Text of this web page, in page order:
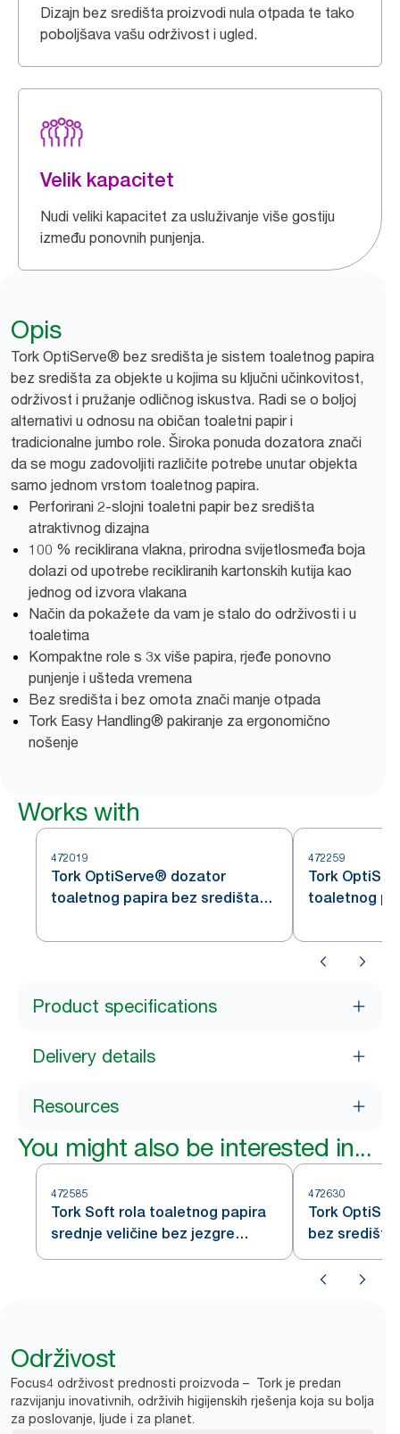
Dizajn bez središta proizvodi nula otpada te tako
poboljšava vašu održivost i ugled.
Velik kapacitet
Nudi veliki kapacitet za usluživanje više gostiju
između ponovnih punjenja.
Opis
Tork OptiServe® bez središta je sistem toaletnog papira
bez središta za objekte u kojima su ključni učinkovitost,
održivost i pružanje odličnog iskustva. Radi se o boljoj
alternativi u odnosu na običan toaletni papir i
tradicionalne jumbo role. Široka ponuda dozatora znači
da se mogu zadovoljiti različite potrebe unutar objekta
samo jednom vrstom toaletnog papira.
Perforirani 2-slojni toaletni papir bez središta
atraktivnog dizajna
100 % reciklirana vlakna, prirodna svijetlosmeđa boja
dolazi od upotrebe recikliranih kartonskih kutija kao
jednog od izvora vlakana
Način da pokažete da vam je stalo do održivosti i u
toaletima
Kompaktne role s 3x više papira, rjeđe ponovno
punjenje i ušteda vremena
Bez središta i bez omota znači manje otpada
Tork Easy Handling® pakiranje za ergonomično
nošenje
Works with
472019
Tork OptiServe® dozator
toaletnog papira bez središta
472259
Tork
toaletnog
Product specifications
Delivery details
Resources
You might also be interested in...
472585
Tork Soft rola toaletnog papira
srednje veličine bez jezgre
Premium – 2-slojna
472630
Tork
bez središta
Održivost
Focus4 održivost prednosti proizvoda – Tork je predan
razvijanju inovativnih, održivih higijenskih rješenja koja su bolja
za poslovanje, ljude i za planet.